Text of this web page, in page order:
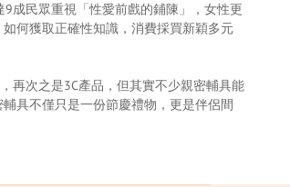
成民眾重視「性愛前戲的鋪陳」，女性更
何獲取正確性知識，消費採買新穎多元
再次之是3C產品，但其實不少親密輔具能
具不僅只是一份節慶禮物，更是伴侶間